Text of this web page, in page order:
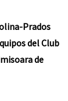
Prados
del Club
de